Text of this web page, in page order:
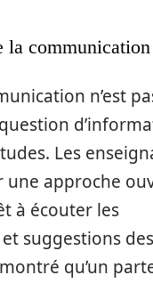
la
n’est
Les
une approche
à écouter les
suggestions des
qu’un